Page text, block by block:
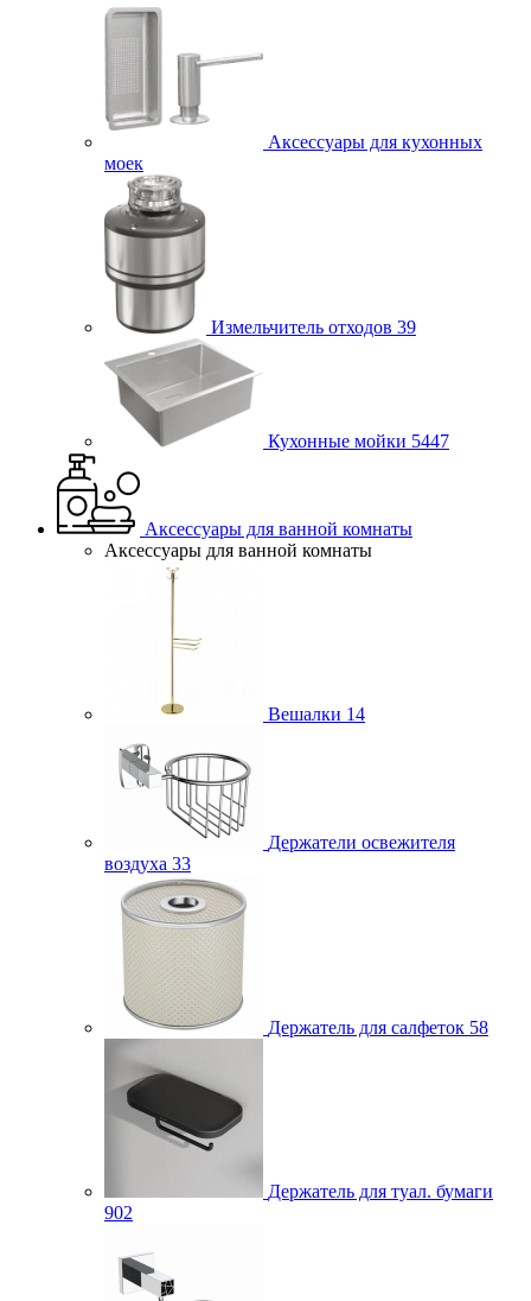
Аксессуары для кухонных
моек
Измельчитель отходов 39
Кухонные мойки 5447
Аксессуары для ванной комнаты
Аксессуары для ванной комнаты
Вешалки 14
Держатели освежителя
воздуха 33
Держатель для салфеток 58
Держатель для туал. бумаги
902